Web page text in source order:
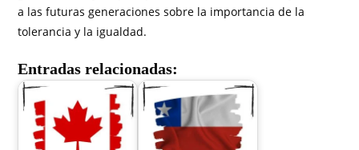
a las futuras generaciones sobre la importancia de la
tolerancia y la igualdad.
Entradas relacionadas: